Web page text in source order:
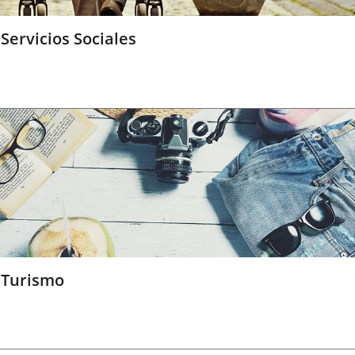
Servicios Sociales
Turismo